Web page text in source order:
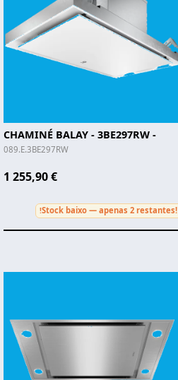
CHAMINÉ BALAY - 3BE297RW -
089.E.3BE297RW
1 255,90 €
!Stock baixo — apenas 2 restantes!